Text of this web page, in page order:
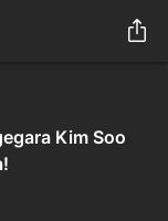
Kim Soo